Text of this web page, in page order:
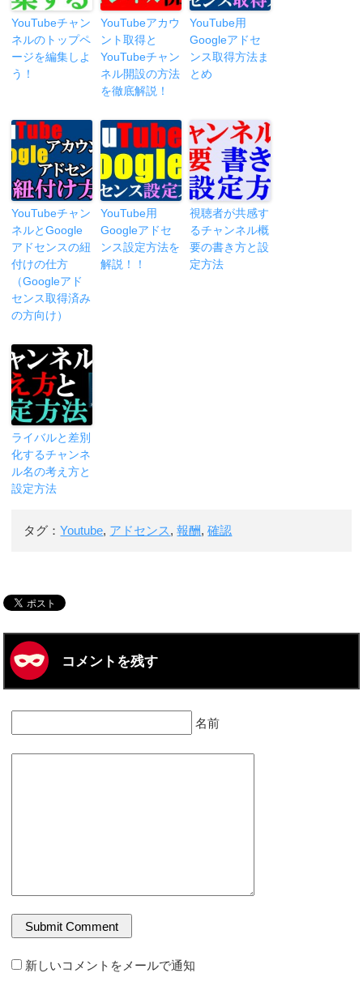
YouTubeチャン
ネルのトップペ
ージを編集しよ
う！
YouTubeアカウ
ント取得と
YouTubeチャン
ネル開設の方法
を徹底解説！
YouTube用
Googleアドセ
ンス取得方法ま
とめ
YouTubeチャン
ネルとGoogle
アドセンスの紐
付けの仕方
（Googleアド
センス取得済み
の方向け）
YouTube用
Googleアドセ
ンス設定方法を
解説！！
視聴者が共感す
るチャンネル概
要の書き方と設
定方法
ライバルと差別
化するチャンネ
ル名の考え方と
設定方法
タグ：Youtube, アドセンス,報酬,確認
コメントを残す
名前
新しいコメントをメールで通知